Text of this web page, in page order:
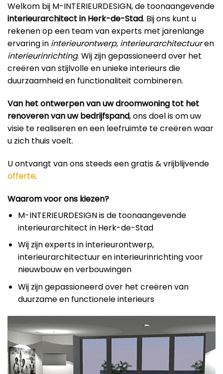
Welkom bij M-INTERIEURDESIGN, de toonaangevende
interieurarchitect in Herk-de-Stad. Bij ons kunt u
rekenen op een team van experts met jarenlange
ervaring in interieurontwerp, interieurarchitectuuren
interieurinrichting. Wij zijn gepassioneerd over het
creëren van stijlvolle en unieke interieurs die
duurzaamheid en functionaliteit combineren.
Van het ontwerpen van uw droomwoning tot het
renoveren van uw bedrijfspand, ons doel is om uw
visie te realiseren en een leefruimte te creëren waar
u zich thuis voelt.
U ontvangt van ons steeds een gratis & vrijblijvende
offerte.
Waarom voor ons kiezen?
M-INTERIEURDESIGN is de toonaangevende
interieurarchitect in Herk-de-Stad
Wij zijn experts in interieurontwerp,
interieurarchitectuur en interieurinrichting voor
nieuwbouw en verbouwingen
Wij zijn gepassioneerd over het creëren van
duurzame en functionele interieurs